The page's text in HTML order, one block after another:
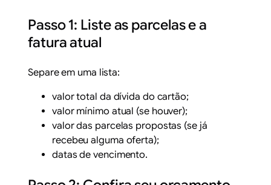
Passo 1: Liste as parcelas e a
fatura atual
Separe em uma lista:
valor total da dívida do cartão;
valor mínimo atual (se houver);
valor das parcelas propostas (se já
recebeu alguma oferta);
datas de vencimento.